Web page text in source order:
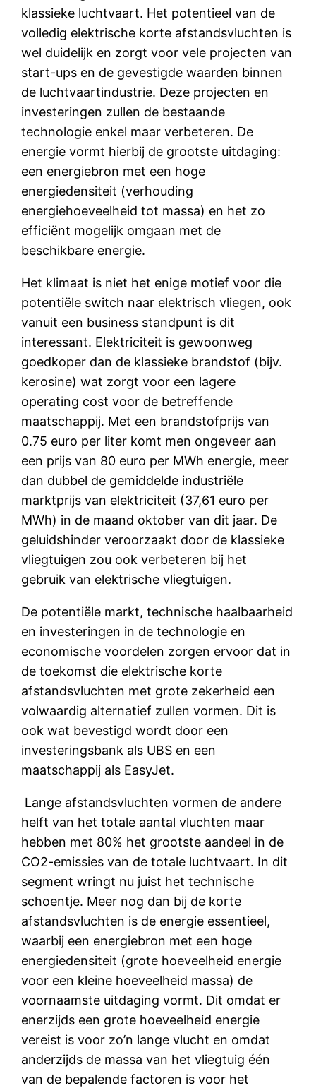
klassieke luchtvaart. Het potentieel van de
volledig elektrische korte afstandsvluchten is
wel duidelijk en zorgt voor vele projecten van
start-ups en de gevestigde waarden binnen
de luchtvaartindustrie. Deze projecten en
investeringen zullen de bestaande
technologie enkel maar verbeteren. De
energie vormt hierbij de grootste uitdaging:
een energiebron met een hoge
energiedensiteit (verhouding
energiehoeveelheid tot massa) en het zo
efficiënt mogelijk omgaan met de
beschikbare energie.
Het klimaat is niet het enige motief voor die
potentiële switch naar elektrisch vliegen, ook
vanuit een business standpunt is dit
interessant. Elektriciteit is gewoonweg
goedkoper dan de klassieke brandstof (bijv.
kerosine) wat zorgt voor een lagere
operating cost voor de betreffende
maatschappij. Met een brandstofprijs van
0.75 euro per liter komt men ongeveer aan
een prijs van 80 euro per MWh energie, meer
dan dubbel de gemiddelde industriële
marktprijs van elektriciteit (37,61 euro per
MWh) in de maand oktober van dit jaar. De
geluidshinder veroorzaakt door de klassieke
vliegtuigen zou ook verbeteren bij het
gebruik van elektrische vliegtuigen.
De potentiële markt, technische haalbaarheid
en investeringen in de technologie en
economische voordelen zorgen ervoor dat in
de toekomst die elektrische korte
afstandsvluchten met grote zekerheid een
volwaardig alternatief zullen vormen. Dit is
ook wat bevestigd wordt door een
investeringsbank als UBS en een
maatschappij als EasyJet.
Lange afstandsvluchten vormen de andere
helft van het totale aantal vluchten maar
hebben met 80% het grootste aandeel in de
CO2-emissies van de totale luchtvaart. In dit
segment wringt nu juist het technische
schoentje. Meer nog dan bij de korte
afstandsvluchten is de energie essentieel,
waarbij een energiebron met een hoge
energiedensiteit (grote hoeveelheid energie
voor een kleine hoeveelheid massa) de
voornaamste uitdaging vormt. Dit omdat er
enerzijds een grote hoeveelheid energie
vereist is voor zo’n lange vlucht en omdat
anderzijds de massa van het vliegtuig één
van de bepalende factoren is voor het